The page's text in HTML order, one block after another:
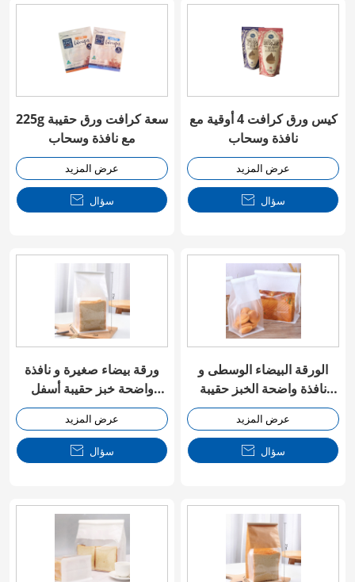
225g سعة كرافت ورق حقيبة
مع نافذة وسحاب
عرض المزيد
 سؤال
كيس ورق كرافت 4 أوقية مع
نافذة وسحاب
عرض المزيد
 سؤال
ورقة بيضاء صغيرة و نافذة
واضحة خبز حقيبة أسفل
مسطحة مع ربطة القصدير
عرض المزيد
 سؤال
الورقة البيضاء الوسطى و
نافذة واضحة الخبز حقيبة
أسفل مسطحة مع ربطة
القصدير
عرض المزيد
 سؤال